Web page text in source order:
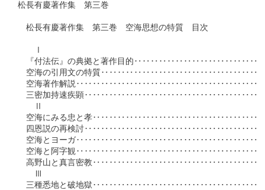
松長有慶著作集　第三巻
松長有慶著作集　第三巻　空海思想の特質　目次
『付法伝』の典拠と著作目的
空海の引用文の特質
空海著作解説
三密加持速疾顕
空海にみる忠と孝
四恩説の再検討
空海とヨーガ
空海と阿字観
高野山と真言密教
三種悉地と破地獄